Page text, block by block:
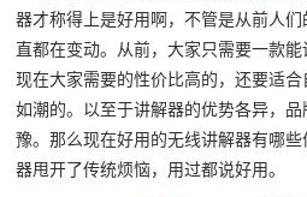
器才称得上是好用啊，不管是从前人
直都在变动。从前，大家只需要一款
现在大家需要的性价比高的，还要适
如潮的。以至于讲解器的优势各异，
豫。那么现在好用的无线讲解器有哪
器甩开了传统烦恼，用过都说好用。